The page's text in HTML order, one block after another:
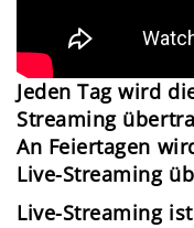
Jeden Tag wird
Streaming
An Feiertagen
Live-Streaming
Live-Streaming